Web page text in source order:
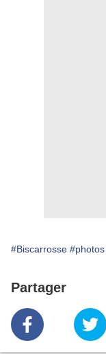
#Biscarrosse #photos
Partager